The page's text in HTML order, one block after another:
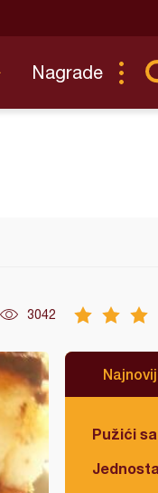
Nagrade
3042
Pužići